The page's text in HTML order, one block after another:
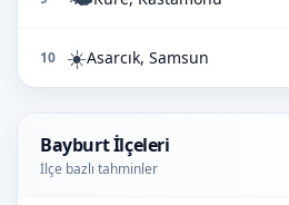
10 ☀️Asarcık, Samsun
Bayburt İlçeleri
İlçe bazlı tahminler